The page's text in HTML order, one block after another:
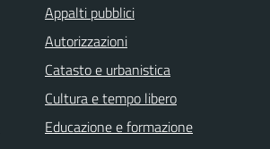
Appalti pubblici
Autorizzazioni
Catasto e urbanistica
Cultura e tempo libero
Educazione e formazione